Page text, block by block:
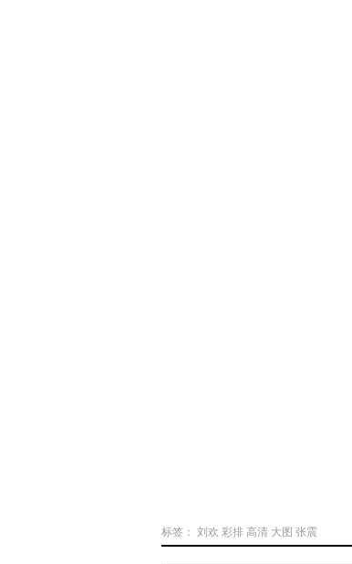
标签： 刘欢 彩排 高清 大图 张震